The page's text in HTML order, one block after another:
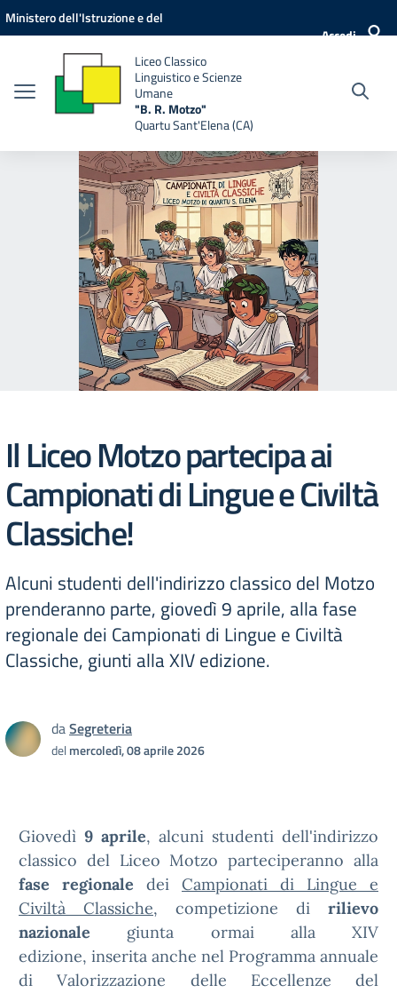
Vai ai contenuti
Vai al menu di navigazione
Vai al footer
Ministero dell'Istruzione e del
Accedi
Liceo Classico
Linguistico e Scienze
Umane
"B. R. Motzo"
Quartu Sant'Elena (CA)
Il Liceo Motzo partecipa ai
Campionati di Lingue e Civiltà
Classiche!
Alcuni studenti dell'indirizzo classico del Motzo
prenderanno parte, giovedì 9 aprile, alla fase
regionale dei Campionati di Lingue e Civiltà
Classiche, giunti alla XIV edizione.
daSegreteria
delmercoledì, 08 aprile 2026
Giovedì 9 aprile, alcuni studenti dell'indirizzo
classico del Liceo Motzo parteciperanno alla
fase regionale dei Campionati di Lingue e
Civiltà Classiche, competizione di rilievo
nazionale giunta ormai alla XIV
edizione, inserita anche nel Programma annuale
di Valorizzazione delle Eccellenze del